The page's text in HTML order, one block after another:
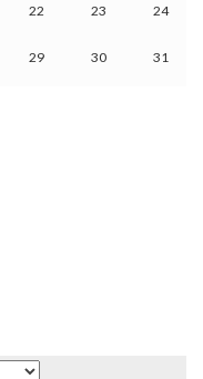
22 23 24
29 30 31